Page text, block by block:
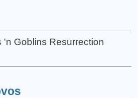
'n Goblins Resurrection